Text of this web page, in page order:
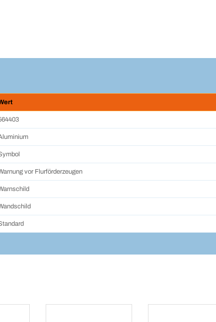
vor Flurförderzeugen